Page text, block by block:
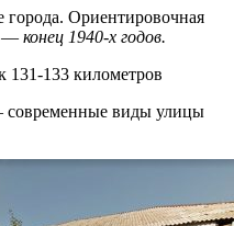
города. Ориентировочная
— конец 1940-х годов.
133 километров
виды улицы